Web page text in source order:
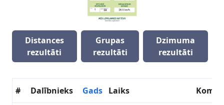
Distances
rezultāti
Grupas
rezultāti
Dzimuma
rezultāti
# Dalībnieks Gads Laiks